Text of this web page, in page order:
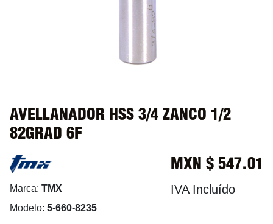
AVELLANADOR HSS 3/4 ZANCO 1/2
82GRAD 6F
Marca: TMX
Modelo: 5-660-8235
MXN $ 547.01
IVA Incluído